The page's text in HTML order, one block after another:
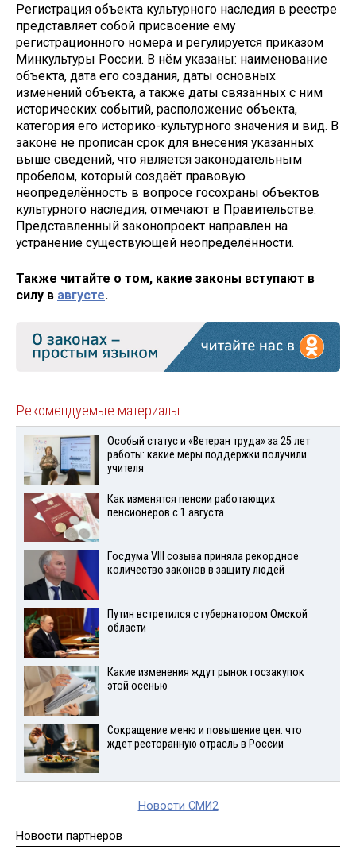
Регистрация объекта культурного наследия в реестре
представляет собой присвоение ему
регистрационного номера и регулируется приказом
Минкультуры России. В нём указаны: наименование
объекта, дата его создания, даты основных
изменений объекта, а также даты связанных с ним
исторических событий, расположение объекта,
категория его историко-культурного значения и вид. В
законе не прописан срок для внесения указанных
выше сведений, что является законодательным
пробелом, который создаёт правовую
неопределённость в вопросе госохраны объектов
культурного наследия, отмечают в Правительстве.
Представленный законопроект направлен на
устранение существующей неопределённости.
Также читайте о том, какие законы вступают в
силу в августе.
Рекомендуемые материалы
Особый статус и «Ветеран труда» за 25 лет
работы: какие меры поддержки получили
учителя
Как изменятся пенсии работающих
пенсионеров с 1 августа
Госдума VIII созыва приняла рекордное
количество законов в защиту людей
Путин встретился с губернатором Омской
области
Какие изменения ждут рынок госзакупок
этой осенью
Сокращение меню и повышение цен: что
ждет ресторанную отрасль в России
Новости СМИ2
Новости партнеров